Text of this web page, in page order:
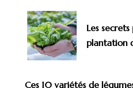
d'article
Les
plantation
Ces 10 variétés de